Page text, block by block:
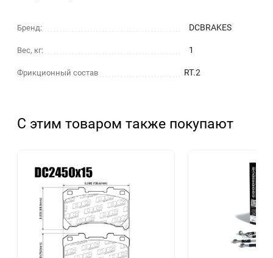
Бренд: DCBRAKES
Вес, кг: 1
Фрикционный состав RT.2
С этим товаром также покупают